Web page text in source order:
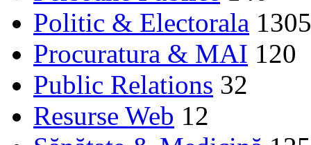
Politic & Electorala 1305
Procuratura & MAI 120
Public Relations 32
Resurse Web 12